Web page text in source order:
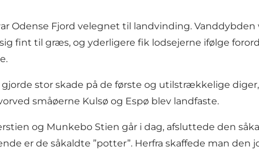
Odense Fjord velegnet til landvinding.
fint til græs, og yderligere fik lodsejerne ifølge
stor skade på de første og utilstrækkelige
småøerne Kulsø og Espø blev landfaste.
og Munkebo Stien går i dag, afsluttede den
er de såkaldte ”potter”. Herfra skaffede man